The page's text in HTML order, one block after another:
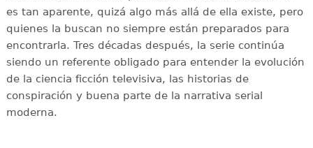
es tan aparente, quizá algo más allá de ella existe, pero
quienes la buscan no siempre están preparados para
encontrarla. Tres décadas después, la serie continúa
siendo un referente obligado para entender la evolución
de la ciencia ficción televisiva, las historias de
conspiración y buena parte de la narrativa serial
moderna.